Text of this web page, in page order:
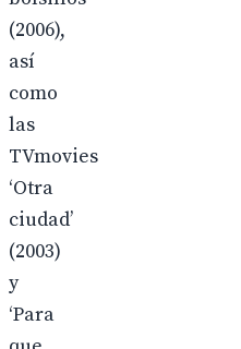
(2006),
así
como
las
TVmovies
‘Otra
ciudad’
(2003)
y
‘Para